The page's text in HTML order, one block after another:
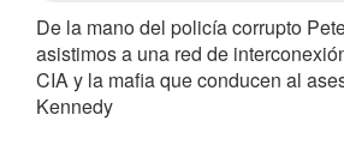
De la mano del policía corrupto
asistimos a una red de
CIA y la mafia que conducen al
Kennedy